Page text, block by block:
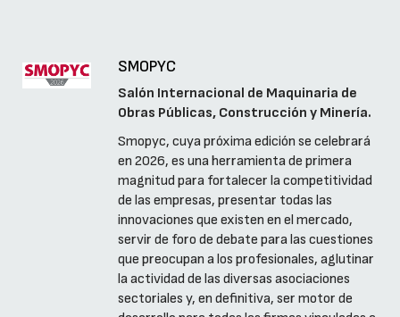
SMOPYC
Salón Internacional de Maquinaria de
Obras Públicas, Construcción y Minería.
Smopyc, cuya próxima edición se celebrará
en 2026, es una herramienta de primera
magnitud para fortalecer la competitividad
de las empresas, presentar todas las
innovaciones que existen en el mercado,
servir de foro de debate para las cuestiones
que preocupan a los profesionales, aglutinar
la actividad de las diversas asociaciones
sectoriales y, en definitiva, ser motor de